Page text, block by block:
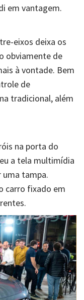
em vantagem.
eixos deixa os
obviamente de
à vontade. Bem
de
tradicional, além
na porta do
a tela multimídia
uma tampa.
carro fixado em